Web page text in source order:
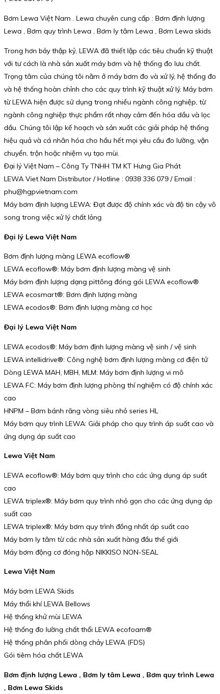
Bơm Lewa Việt Nam . Lewa chuyên cung cấp : Bơm định lượng
Lewa , Bơm quy trình Lewa , Bơm ly tâm Lewa , Bơm Lewa skids
Trong hơn bảy thập kỷ, LEWA đã thiết lập các tiêu chuẩn kỹ thuật
với tư cách là nhà sản xuất máy bơm và hệ thống đo lưu chất.
Trọng tâm của chúng tôi nằm ở máy bơm đo và xử lý, hệ thống đo
và hệ thống hoàn chỉnh cho các quy trình kỹ thuật xử lý. Máy bơm
từ LEWA hiện được sử dụng trong nhiều ngành công nghiệp, từ
ngành công nghiệp thực phẩm rất nhạy cảm đến hóa dầu và lọc
dầu. Chúng tôi lập kế hoạch và sản xuất các giải pháp hệ thống
hiệu quả và cá nhân hóa cho hầu hết mọi yêu cầu đo lường, vận
chuyển, trộn hoặc nhiệm vụ tạo mùi.
Đại lý Việt Nam – Công Ty TNHH TM KT Hưng Gia Phát
LEWA Viet Nam Distributor / Hotline : 0938 336 079 / Email :
phu@hgpvietnam.com
Máy bơm định lượng LEWA: Đạt được độ chính xác và độ tin cậy vô
song trong việc xử lý chất lỏng
Đại lý Lewa Việt Nam
Bơm định lượng màng LEWA ecoflow®
LEWA ecoflow®: Máy bơm định lượng màng vệ sinh
Máy bơm định lượng dạng pittông đóng gói LEWA ecoflow®
LEWA ecosmart®: Bơm định lượng màng
LEWA ecodos®: Bơm định lượng màng cơ học
Đại lý Lewa Việt Nam
LEWA ecodos®: Máy bơm định lượng màng vệ sinh / vệ sinh
LEWA intellidrive®: Công nghệ bơm định lượng màng cơ điện tử
Dòng LEWA MAH, MBH, MLM: Máy bơm định lượng vi mô
LEWA FC: Máy bơm định lượng phòng thí nghiệm có độ chính xác
cao
HNPM – Bơm bánh răng vòng siêu nhỏ series HL
Máy bơm quy trình LEWA: Giải pháp cho quy trình áp suất cao và
ứng dụng áp suất cao
Lewa Việt Nam
LEWA ecoflow®: Máy bơm quy trình cho các ứng dụng áp suất
cao
LEWA triplex®: Máy bơm quy trình nhỏ gọn cho các ứng dụng áp
suất cao
LEWA triplex®: Máy bơm quy trình đồng nhất áp suất cao
Máy bơm ly tâm từ các nhà sản xuất hàng đầu thế giới
Máy bơm động cơ đóng hộp NIKKISO NON-SEAL
Lewa Việt Nam
Máy bơm LEWA Skids
Máy thổi khí LEWA Bellows
Hệ thống khử mùi LEWA
Hệ thống đo lường chất thổi LEWA ecofoam®
Hệ thống phân phối dòng chảy LEWA (FDS)
Gói tiêm hóa chất LEWA
Bơm định lượng Lewa , Bơm ly tâm Lewa , Bơm quy trình Lewa
, Bơm Lewa Skids